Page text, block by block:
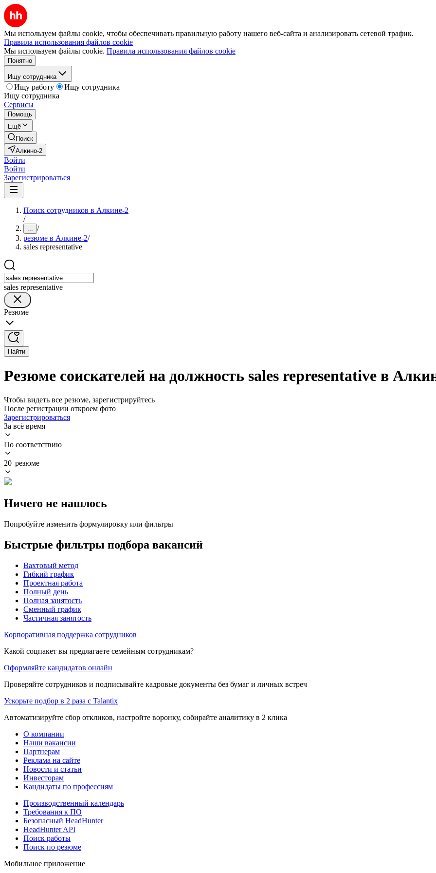
Мы используем файлы cookie, чтобы обеспечивать правильную работу нашего веб-сайта и анализировать сетевой трафик.
Правила использования файлов cookie
Мы используем файлы cookie. Правила использования файлов cookie
Понятно
Ищу сотрудника
Ищу работу
Ищу сотрудника
Ищу сотрудника
Сервисы
Помощь
Ещё
Поиск
Алкино-2
Войти
Войти
Зарегистрироваться
Поиск сотрудников в Алкине-2
/
... /
резюме в Алкине-2/
sales representative
sales representative
Резюме
Найти
Резюме соискателей на должность sales representative в
Чтобы видеть все резюме, зарегистрируйтесь
После регистрации откроем фото
Зарегистрироваться
За всё время
По соответствию
20 резюме
Ничего не нашлось
Попробуйте изменить формулировку или фильтры
Быстрые фильтры подбора вакансий
Вахтовый метод
Гибкий график
Проектная работа
Полный день
Полная занятость
Сменный график
Частичная занятость
Корпоративная поддержка сотрудников
Какой соцпакет вы предлагаете семейным сотрудникам?
Оформляйте кандидатов онлайн
Проверяйте сотрудников и подписывайте кадровые документы без бумаг и личных встреч
Ускорьте подбор в 2 раза с Talantix
Автоматизируйте сбор откликов, настройте воронку, собирайте аналитику в 2 клика
О компании
Наши вакансии
Партнерам
Реклама на сайте
Новости и статьи
Инвесторам
Кандидаты по профессиям
Производственный календарь
Требования к ПО
Безопасный HeadHunter
HeadHunter API
Поиск работы
Поиск по резюме
Мобильное приложение